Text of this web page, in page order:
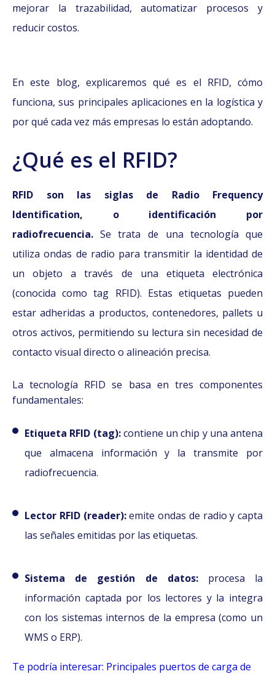
mejorar la trazabilidad, automatizar procesos y
reducir costos.
En este blog, explicaremos qué es el RFID, cómo
funciona, sus principales aplicaciones en la logística y
por qué cada vez más empresas lo están adoptando.
¿Qué es el RFID?
RFID son las siglas de Radio Frequency
Identification, o identificación por
radiofrecuencia. Se trata de una tecnología que
utiliza ondas de radio para transmitir la identidad de
un objeto a través de una etiqueta electrónica
(conocida como tag RFID). Estas etiquetas pueden
estar adheridas a productos, contenedores, pallets u
otros activos, permitiendo su lectura sin necesidad de
contacto visual directo o alineación precisa.
La tecnología RFID se basa en tres componentes
fundamentales:
Etiqueta RFID (tag):contiene un chip y una antena
que almacena información y la transmite por
radiofrecuencia.
Lector RFID (reader):emite ondas de radio y capta
las señales emitidas por las etiquetas.
Sistema de gestión de datos:procesa la
información captada por los lectores y la integra
con los sistemas internos de la empresa (como un
WMS o ERP).
Te podría interesar: Principales puertos de carga de